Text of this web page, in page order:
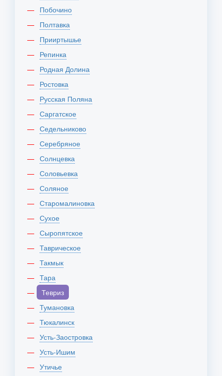
Побочино
Полтавка
Прииртышье
Репинка
Родная Долина
Ростовка
Русская Поляна
Саргатское
Седельниково
Серебряное
Солнцевка
Соловьевка
Соляное
Старомалиновка
Сухое
Сыропятское
Таврическое
Такмык
Тара
Тевриз
Тумановка
Тюкалинск
Усть-Заостровка
Усть-Ишим
Утичье